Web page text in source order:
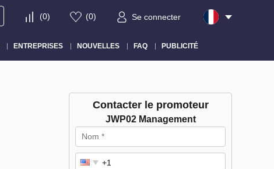
(0) (0) Se connecter
ENTREPRISES NOUVELLES FAQ PUBLICITÉ
Contacter le promoteur
JWP02 Management